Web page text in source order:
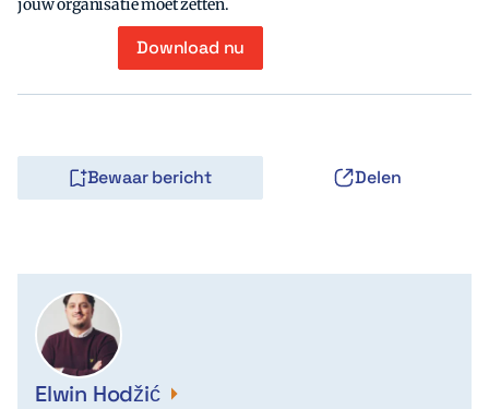
Download nu
Bewaar bericht Delen
Elwin Hodžić